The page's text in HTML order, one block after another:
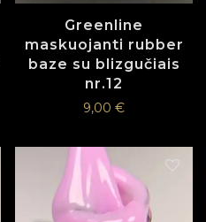
Greenline
maskuojanti rubber
baze su blizgučiais
nr.12
9,00 €